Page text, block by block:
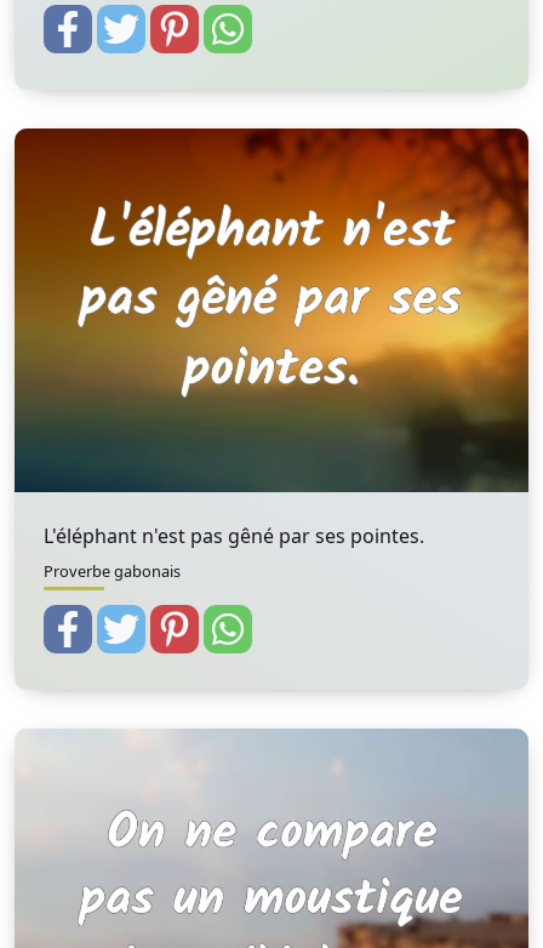
L'éléphant n'est pas gêné par ses pointes.
Proverbe gabonais